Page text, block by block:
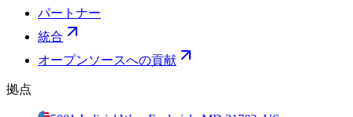
パートナー
統合
オープンソースへの貢献
拠点